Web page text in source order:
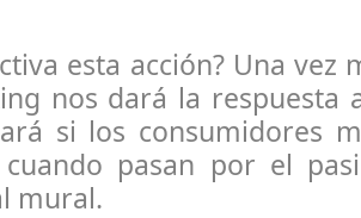
esta acción? Una vez
nos dará la respuesta
si los consumidores
cuando pasan por el
mural.